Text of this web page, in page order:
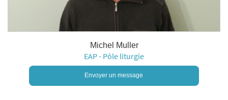
Michel Muller
EAP - Pôle liturgie
Envoyer un message